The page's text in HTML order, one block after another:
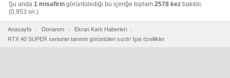
Şu anda 1 misafirin görüntülediği bu içeriğe toplam 2578 kez bakıldı.
(0,953 sn.)
Anasayfa Donanım
Ekran Kartı Haberleri
RTX 40 SUPER serisinin tanıtım görüntüleri sızdı! İşte özellikler